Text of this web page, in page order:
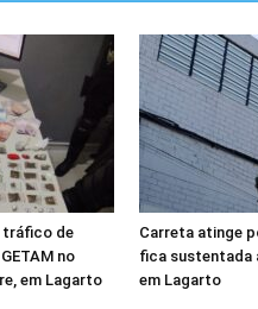
tráfico de
no
em Lagarto
Carreta atinge
fica sustentada
em Lagarto